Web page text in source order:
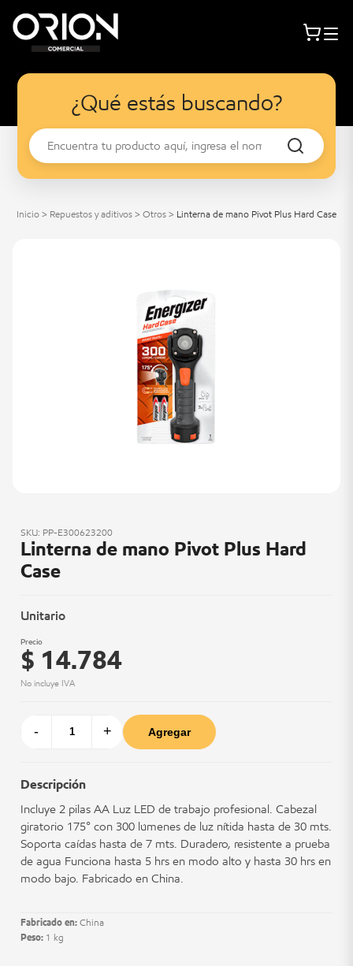
¿Qué estás buscando?
Inicio > Repuestos y aditivos > Otros > Linterna de mano Pivot Plus Hard Case
SKU: PP-E300623200
Linterna de mano Pivot Plus Hard
Case
Unitario
Precio
$ 14.784
No incluye IVA
- + Agregar
Descripción
Incluye 2 pilas AA Luz LED de trabajo profesional. Cabezal
giratorio 175° con 300 lúmenes de luz nítida hasta de 30 mts.
Soporta caídas hasta de 7 mts. Duradero, resistente a prueba
de agua Funciona hasta 5 hrs en modo alto y hasta 30 hrs en
modo bajo. Fabricado en China.
Fabricado en: China
Peso: 1 kg